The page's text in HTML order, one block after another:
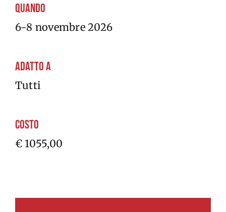
Quando
6-8 novembre 2026
Adatto a
Tutti
Costo
€ 1055,00